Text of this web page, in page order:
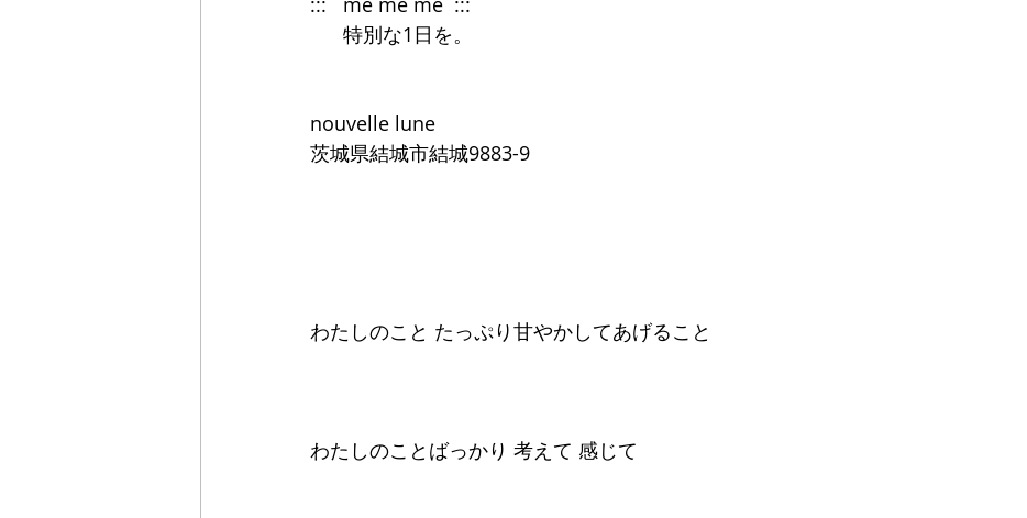
      特別な1日を。
nouvelle lune
茨城県結城市結城9883-9
わたしのこと たっぷり甘やかしてあげること
わたしのことばっかり 考えて 感じて